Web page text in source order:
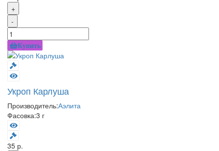
+
-
Купить
Укроп Карлуша
Производитель:Аэлита
Фасовка:3 г
35 р.